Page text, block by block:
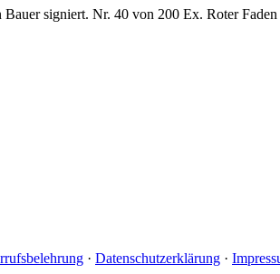
signiert. Nr. 40 von 200 Ex. Roter Faden
· Datenschutzerklärung ·